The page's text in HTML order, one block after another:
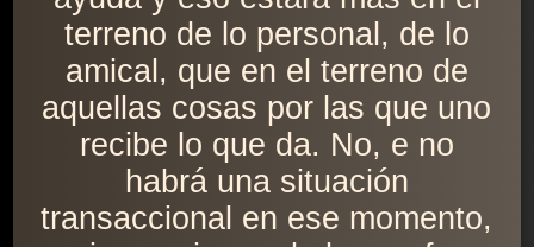
terreno de lo personal, de lo
amical, que en el terreno de
aquellas cosas por las que uno
recibe lo que da. No, e no
habrá una situación
transaccional en ese momento,